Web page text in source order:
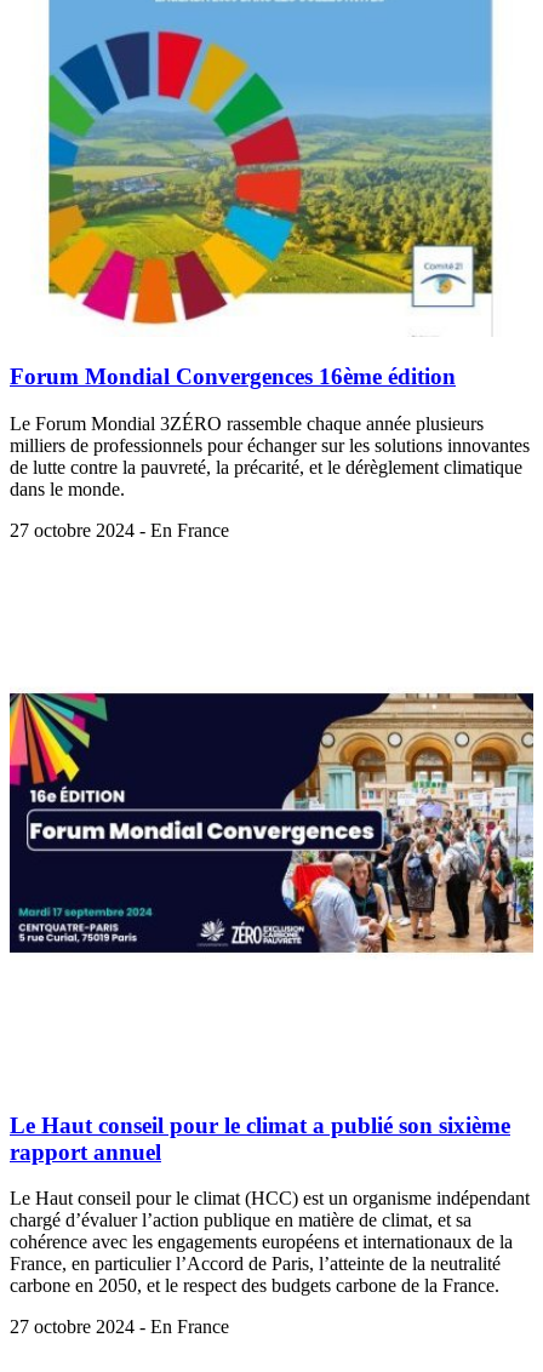
Forum Mondial Convergences 16ème édition
Le Forum Mondial 3ZÉRO rassemble chaque année plusieurs
milliers de professionnels pour échanger sur les solutions innovantes
de lutte contre la pauvreté, la précarité, et le dérèglement climatique
dans le monde.
27 octobre 2024 - En France
Le Haut conseil pour le climat a publié son sixième
rapport annuel
Le Haut conseil pour le climat (HCC) est un organisme indépendant
chargé d’évaluer l’action publique en matière de climat, et sa
cohérence avec les engagements européens et internationaux de la
France, en particulier l’Accord de Paris, l’atteinte de la neutralité
carbone en 2050, et le respect des budgets carbone de la France.
27 octobre 2024 - En France